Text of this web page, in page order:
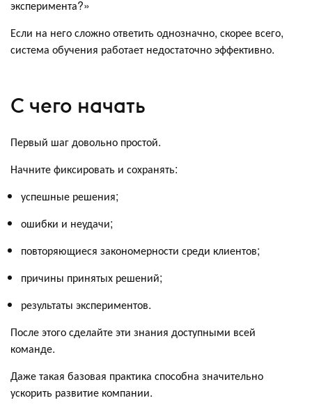
эксперимента?»
Если на него сложно ответить однозначно, скорее всего,
система обучения работает недостаточно эффективно.
С чего начать
Первый шаг довольно простой.
Начните фиксировать и сохранять:
успешные решения;
ошибки и неудачи;
повторяющиеся закономерности среди клиентов;
причины принятых решений;
результаты экспериментов.
После этого сделайте эти знания доступными всей
команде.
Даже такая базовая практика способна значительно
ускорить развитие компании.